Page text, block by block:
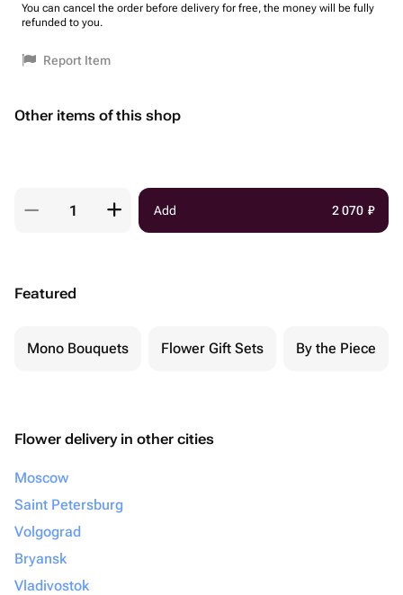
You can cancel the order before delivery for free, the money will be fully
refunded to you.
Report Item
Other items of this shop
Add 2 070 ₽
Featured
Mono Bouquets Flower Gift Sets By the Piece
Flower delivery in other cities
Moscow
Saint Petersburg
Volgograd
Bryansk
Vladivostok